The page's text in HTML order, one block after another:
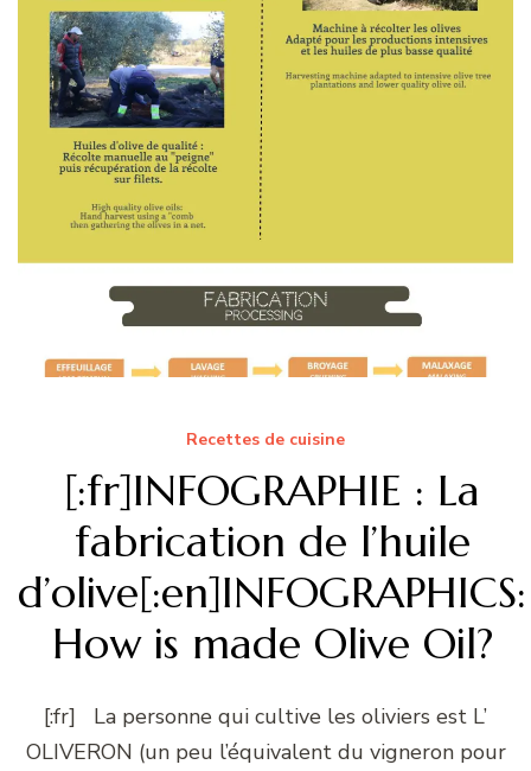
Recettes de cuisine
[:fr]INFOGRAPHIE : La
fabrication de l’huile
d’olive[:en]INFOGRAPHICS:
How is made Olive Oil?
[:fr] La personne qui cultive les oliviers est L’
OLIVERON (un peu l’équivalent du vigneron pour